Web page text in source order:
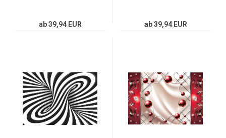
ab 39,94 EUR ab 39,94 EUR